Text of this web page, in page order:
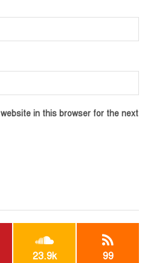
website in this browser for the next
23.9k 99